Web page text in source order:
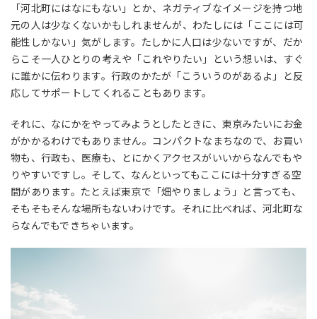
「河北町にはなにもない」とか、ネガティブなイメージを持つ地
元の人は少なくないかもしれませんが、わたしには「ここには可
能性しかない」気がします。たしかに人口は少ないですが、だか
らこそ一人ひとりの考えや「これやりたい」という想いは、すぐ
に誰かに伝わります。行政のかたが「こういうのがあるよ」と反
応してサポートしてくれることもあります。
それに、なにかをやってみようとしたときに、東京みたいにお金
がかかるわけでもありません。コンパクトなまちなので、お買い
物も、行政も、医療も、とにかくアクセスがいいからなんでもや
りやすいですし。そして、なんといってもここには十分すぎる空
間があります。たとえば東京で「畑やりましょう」と言っても、
そもそもそんな場所もないわけです。それに比べれば、河北町な
らなんでもできちゃいます。